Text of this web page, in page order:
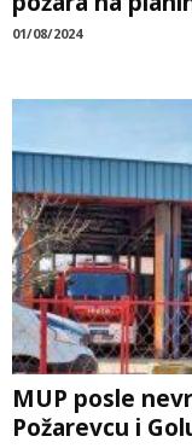
01/08/2024
MUP posle
Požarevcu i